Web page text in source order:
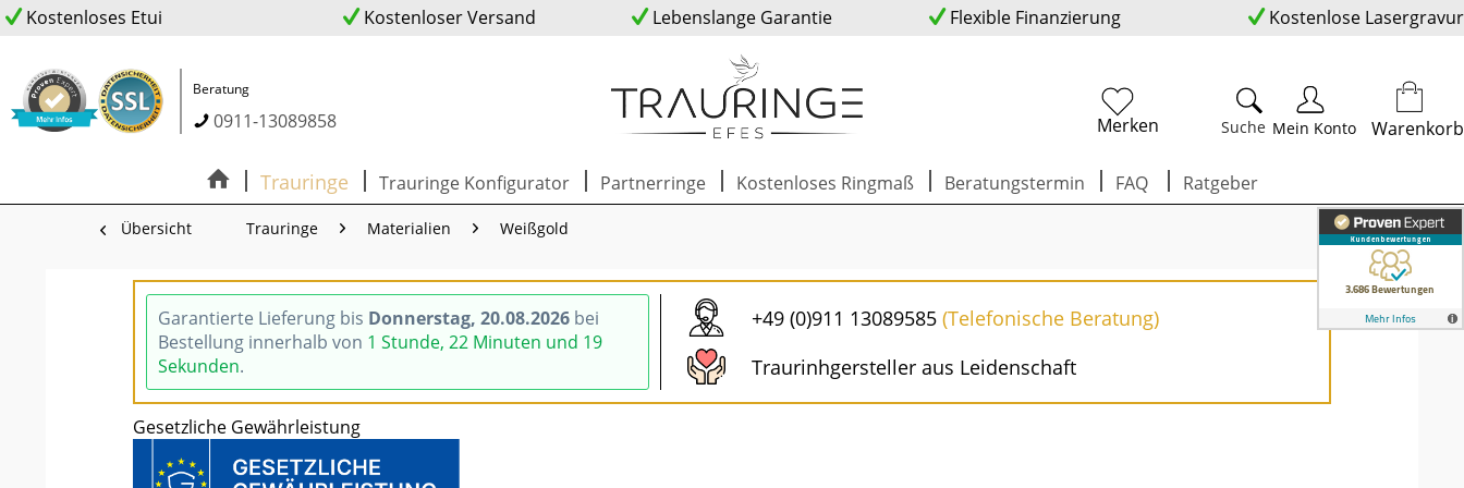
Kostenloses Etui Kostenloser Versand Lebenslange Garantie Flexible Finanzierung Kostenlose Lasergravur
Beratung
0911-13089858 Suche
Merken Mein Konto Warenkorb
Trauringe Trauringe Konfigurator Partnerringe Kostenloses Ringmaß Beratungstermin FAQ Ratgeber
Übersicht Trauringe Materialien Weißgold
Garantierte Lieferung bis Donnerstag, 20.08.2026 bei
Bestellung innerhalb von 1 Stunde, 22 Minuten und 18
Sekunden.
+49 (0)911 13089585(Telefonische Beratung)
Traurinhgersteller aus Leidenschaft
Gesetzliche Gewährleistung